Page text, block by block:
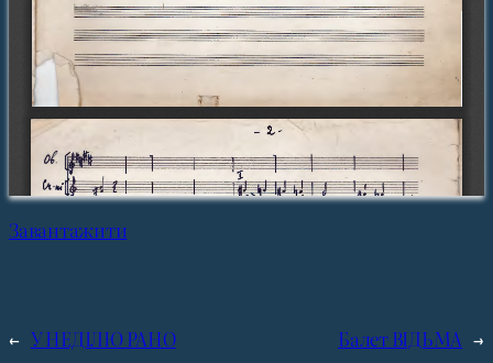
Завантажити
← У НЕДІЛЮ РАНО Балет ВІДЬМА →